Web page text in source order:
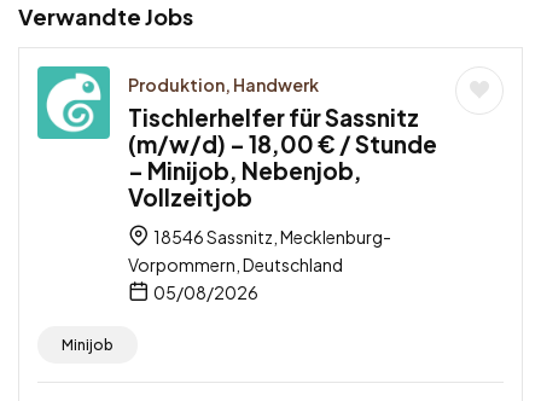
Verwandte Jobs
Produktion, Handwerk
Tischlerhelfer für Sassnitz
(m/w/d) – 18,00 € / Stunde
– Minijob, Nebenjob,
Vollzeitjob
18546 Sassnitz, Mecklenburg-
Vorpommern, Deutschland
05/08/2026
Minijob